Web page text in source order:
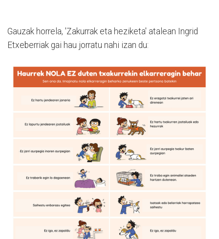
Gauzak horrela, 'Zakurrak eta heziketa' atalean Ingrid
Etxeberriak gai hau jorratu nahi izan du: